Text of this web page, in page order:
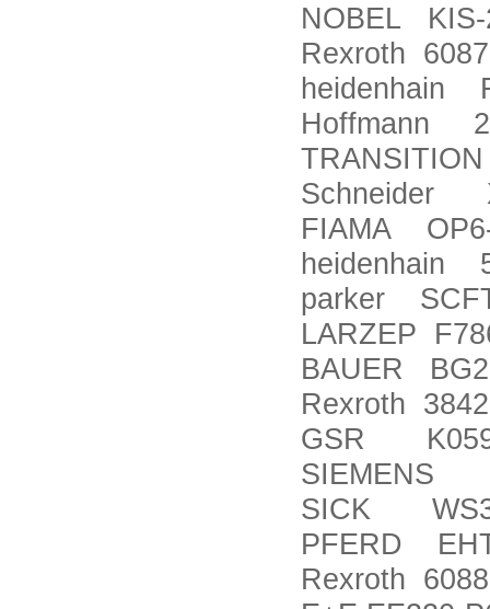
NOBEL KIS-
Rexroth
heidenhain
Hoffmann
Schneider
FIAMA
heidenhain
parker
LARZEP
BAUER
Rexroth
GSR
SIEMENS
SICK
PFERD
Rexroth